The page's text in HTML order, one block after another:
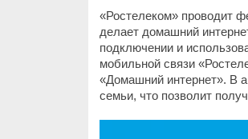
«Ростелеком» проводит
делает домашний
подключении и
мобильной связи
«Домашний интернет». В
семьи, что позволит